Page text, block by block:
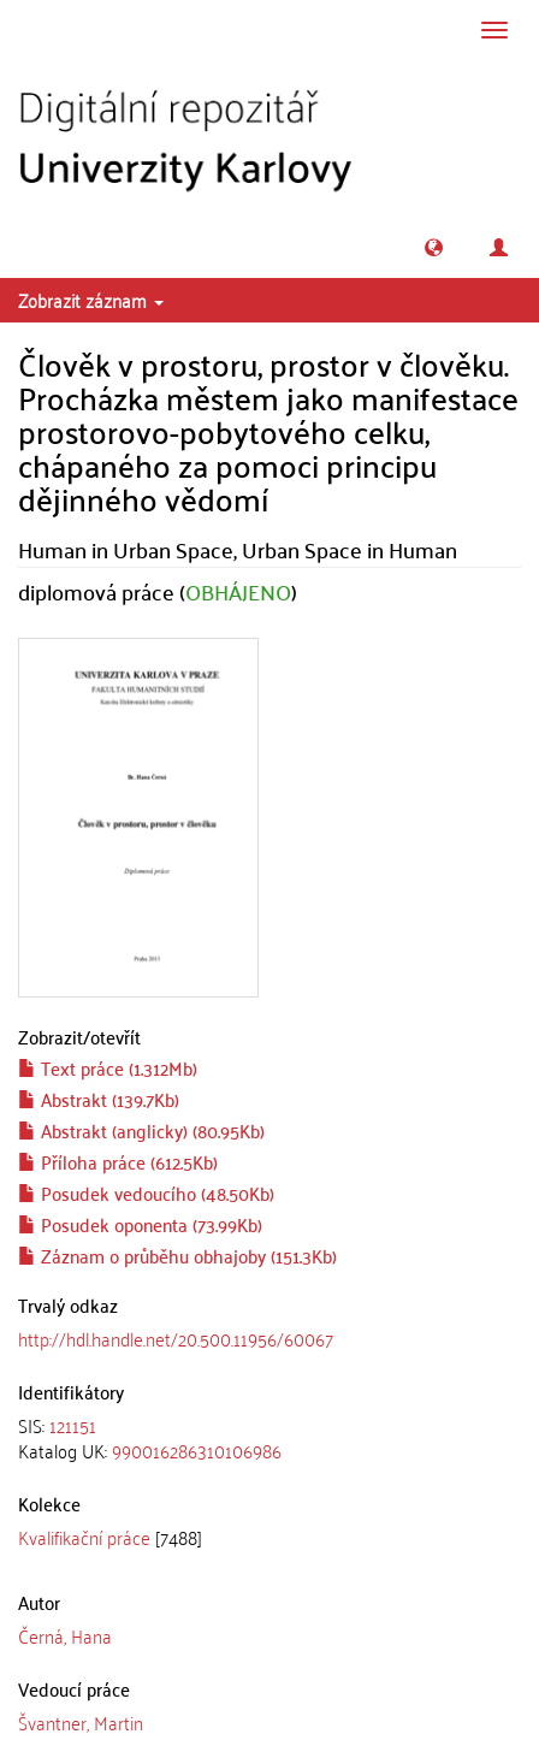
Zobrazit záznam
Člověk v prostoru, prostor v člověku.
Procházka městem jako manifestace
prostorovo-pobytového celku,
chápaného za pomoci principu
dějinného vědomí
Human in Urban Space, Urban Space in Human
diplomová práce (OBHÁJENO)
Zobrazit/otevřít
Text práce (1.312Mb)
Abstrakt (139.7Kb)
Abstrakt (anglicky) (80.95Kb)
Příloha práce (612.5Kb)
Posudek vedoucího (48.50Kb)
Posudek oponenta (73.99Kb)
Záznam o průběhu obhajoby (151.3Kb)
Trvalý odkaz
http://hdl.handle.net/20.500.11956/60067
Identifikátory
SIS:121151
Katalog UK:990016286310106986
Kolekce
Kvalifikační práce [7488]
Autor
Černá, Hana
Vedoucí práce
Švantner, Martin